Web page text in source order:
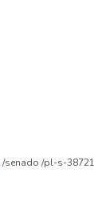
senado pl-s-